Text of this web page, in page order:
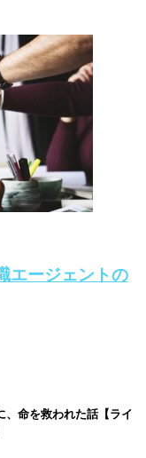
エージェントの
、命を救われた話【ライ